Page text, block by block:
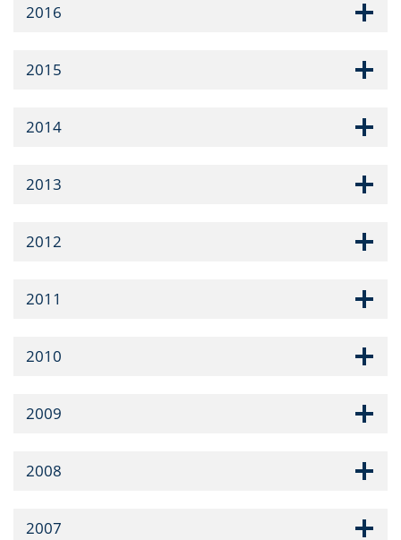
2016
2015
2014
2013
2012
2011
2010
2009
2008
2007